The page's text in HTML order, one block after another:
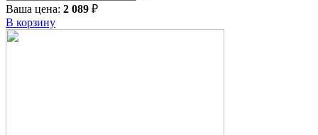
Ваша цена: 2 089 ₽
В корзину